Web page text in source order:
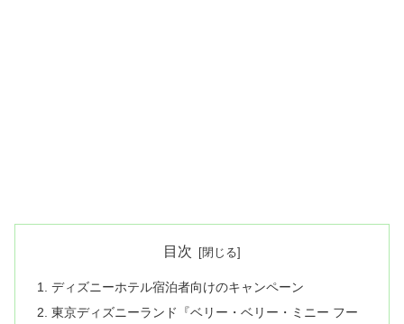
目次
ディズニーホテル宿泊者向けのキャンペーン
東京ディズニーランド『ベリー・ベリー・ミニー フー